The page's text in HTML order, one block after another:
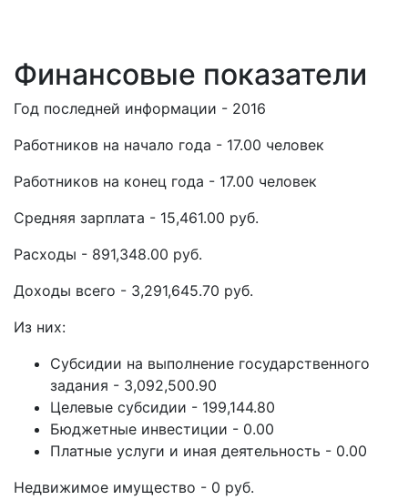
Финансовые показатели
Год последней информации - 2016
Работников на начало года - 17.00 человек
Работников на конец года - 17.00 человек
Средняя зарплата - 15,461.00 руб.
Расходы - 891,348.00 руб.
Доходы всего - 3,291,645.70 руб.
Из них:
Субсидии на выполнение государственного
задания - 3,092,500.90
Целевые субсидии - 199,144.80
Бюджетные инвестиции - 0.00
Платные услуги и иная деятельность - 0.00
Недвижимое имущество - 0 руб.